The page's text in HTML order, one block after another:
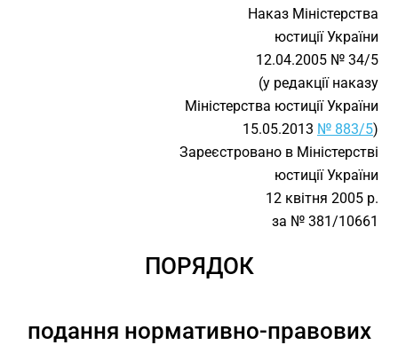
Наказ Міністерства
юстиції України
12.04.2005 № 34/5
(у редакції наказу
Міністерства юстиції України
15.05.2013 № 883/5)
Зареєстровано в Міністерстві
юстиції України
12 квітня 2005 р.
за № 381/10661
ПОРЯДОК
подання нормативно-правових